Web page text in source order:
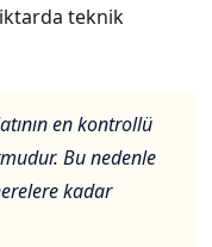
teknik
en kontrollü
Bu nedenle
kadar